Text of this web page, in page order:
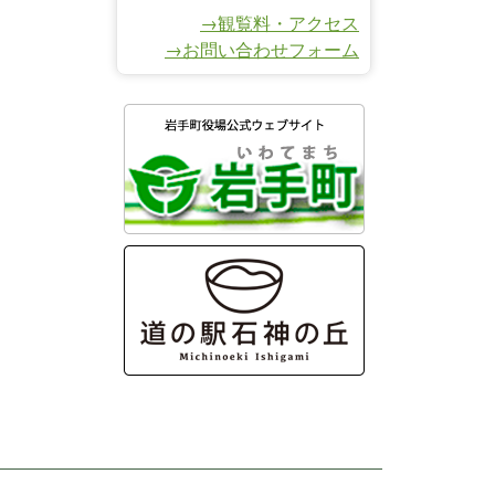
→観覧料・アクセス
→お問い合わせフォーム